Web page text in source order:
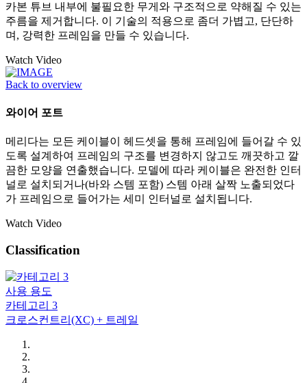
카본 튜브 내부에 불필요한 무게와 구조적으로 약해질 수 있는
주름을 제거합니다. 이 기술의 적용으로 좀더 가볍고, 단단하
며, 강력한 프레임을 만들 수 있습니다.
Watch Video
Back to overview
와이어 포트
메리다는 모든 케이블이 헤드셋을 통해 프레임에 들어갈 수 있
도록 설계하여 프레임의 구조를 변경하지 않고도 깨끗하고 깔
끔한 모양을 연출했습니다. 모델에 따라 케이블은 완전한 인터
널로 설치되거나(바와 스템 포함) 스템 아래 살짝 노출되었다
가 프레임으로 들어가는 세미 인터널로 설치됩니다.
Watch Video
Classification
사용 용도
카테고리 3
크로스컨트리(XC) + 트레일